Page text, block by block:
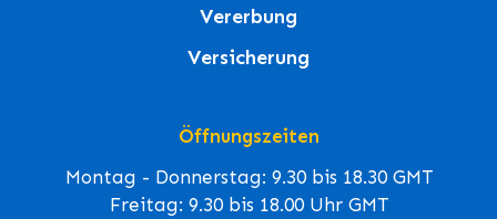
Vererbung
Versicherung
Öffnungszeiten
Montag - Donnerstag: 9.30 bis 18.30 GMT
Freitag: 9.30 bis 18.00 Uhr GMT